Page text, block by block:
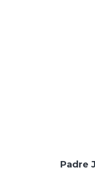
Padre